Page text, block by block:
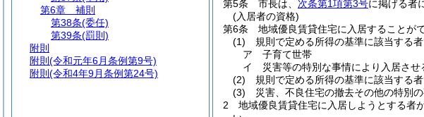
第5条
市長は、 次条第1項第3号に掲げる者
(入居者の資格)
第6条
地域優良賃貸住宅に入居することが
(1)
規則で定める所得の基準に該当する
ア
子育て世帯
イ
災害等の特別な事情により入居さ
(2)
規則で定める所得の基準に該当する
(3)
災害、不良住宅の撤去その他の特別
2
地域優良賃貸住宅に入居しようとする者が
第6章
補則
第38条(委任)
第39条(罰則)
附則
附則 (令和元年6月条例第9号)
附則 (令和4年9月条例第24号)